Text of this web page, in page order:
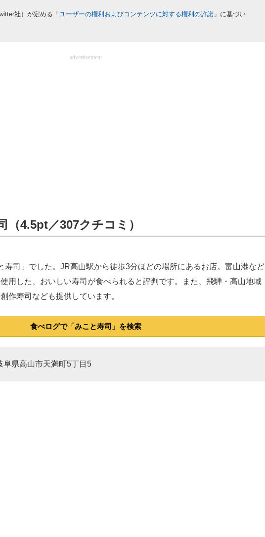
社）が定める「 ユーザーの権利およびコンテンツに対する権利の許諾 」に基づい
advertisement
（4.5pt／307クチコミ）
司」でした。JR高山駅から徒歩3分ほどの場所にあるお店。富山港など
用した、おいしい寿司が食べられると評判です。また、飛騨・高山地域
作寿司なども提供しています。
食べログで「みこと寿司」を検索
阜県高山市天満町5丁目5